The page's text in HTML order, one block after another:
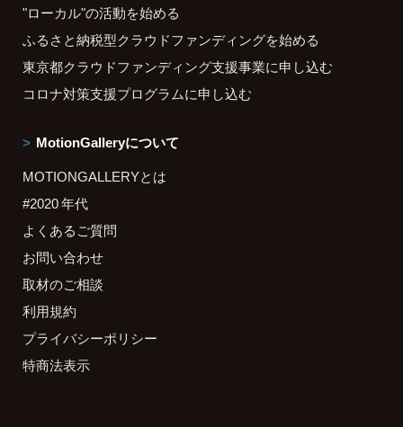
"ローカル"の活動を始める
ふるさと納税型クラウドファンディングを始める
東京都クラウドファンディング支援事業に申し込む
コロナ対策支援プログラムに申し込む
MotionGalleryについて
MOTIONGALLERYとは
#2020 年代
よくあるご質問
お問い合わせ
取材のご相談
利用規約
プライバシーポリシー
特商法表示